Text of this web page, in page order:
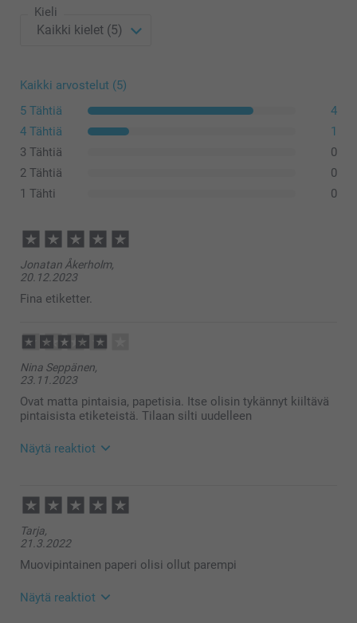
Kieli
Kaikki arvostelut (5)
5 Tähtiä
4
4 Tähtiä
1
3 Tähtiä
0
2 Tähtiä
0
1 Tähti
0
Jonatan Åkerholm,
20.12.2023
Fina etiketter.
Nina Seppänen,
23.11.2023
Ovat matta pintaisia, papetisia. Itse olisin tykännyt kiiltävä
pintaisista etiketeistä. Tilaan silti uudelleen
Näytä reaktiot
15:21
Hei Nina!
että pidät tilaamistasi Etiketeistä :)
Toivottavasti näemme pian taas smartphoto.fi -
osoitteessa.
Lämpimin kiitoksin,
Tarja,
21.3.2022
Muovipintainen paperi olisi ollut parempi
Näytä reaktiot